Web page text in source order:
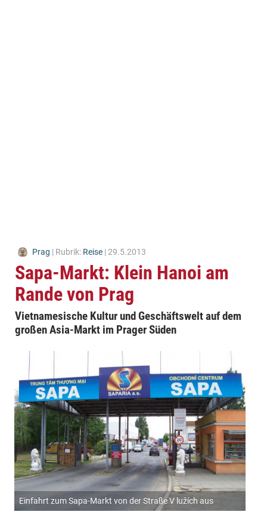
Prag | Rubrik: Reise | 29.5.2013
Sapa-Markt: Klein Hanoi am
Rande von Prag
Vietnamesische Kultur und Geschäftswelt auf dem
großen Asia-Markt im Prager Süden
Einfahrt zum Sapa-Markt von der Straße V lužích aus